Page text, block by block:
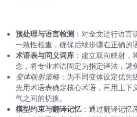
预处理与语言检测 ：对全文进行语
一致性检查，确保后续步骤在正确的
术语表与同义词库 ：建立双向映射
念，将专业术语固定为指定译法，避
变体映射策略 ：为不同变体设定优
先用术语表确定核心术语，再用上下
气之间的切换。
模型约束与翻译记忆：通过翻译记忆